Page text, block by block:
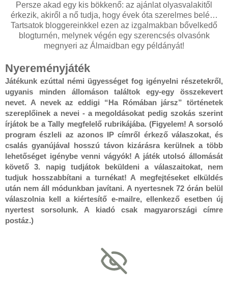
Persze akad egy kis bökkenő: az ajánlat olyasvalakitől
érkezik, akiről a nő tudja, hogy évek óta szerelmes belé…
Tartsatok bloggereinkkel ezen az izgalmakban bővelkedő
blogturnén, melynek végén egy szerencsés olvasónk
megnyeri az Álmaidban egy példányát!
Nyereményjáték
Játékunk ezúttal némi ügyességet fog igényelni részetekről,
ugyanis minden állomáson találtok egy-egy összekevert
nevet. A nevek az eddigi “Ha Rómában jársz” történetek
szereplőinek a nevei - a megoldásokat pedig szokás szerint
írjátok be a Tally megfelelő rubrikájába. (Figyelem! A sorsoló
program észleli az azonos IP címről érkező válaszokat, és
csalás gyanújával hosszú távon kizárásra kerülnek a több
lehetőséget igénybe venni vágyók! A játék utolsó állomását
követő 3. napig tudjátok beküldeni a válaszaitokat, nem
tudjuk hosszabbítani a turnékat! A megfejtéseket elküldés
után nem áll módunkban javítani. A nyertesnek 72 órán belül
válaszolnia kell a kiértesítő e-mailre, ellenkező esetben új
nyertest sorsolunk. A kiadó csak magyarországi címre
postáz.)